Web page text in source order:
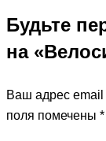
Будьте
на
Ваш адрес email
поля помечены *